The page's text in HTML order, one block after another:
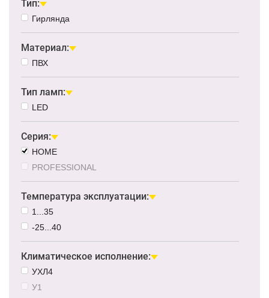
Тип:
Гирлянда
Материал:
ПВХ
Тип ламп:
LED
Серия:
HOME
PROFESSIONAL
Температура эксплуатации:
1...35
-25...40
Климатическое исполнение:
УХЛ4
У1